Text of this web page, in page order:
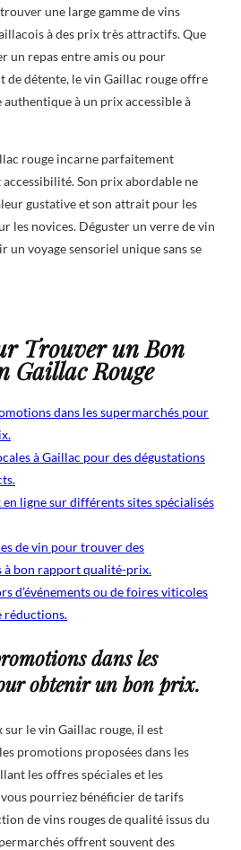
une large gamme de vins
à des prix très attractifs. Que
un repas entre amis ou pour
de détente, le vin Gaillac rouge offre
à un prix accessible à
rouge incarne parfaitement
Son prix abordable ne
gustative et son attrait pour les
les novices. Déguster un verre de vin
un voyage sensoriel unique sans se
Trouver un Bon
Gaillac Rouge
dans les supermarchés pour
à Gaillac pour des dégustations
ligne sur différents sites spécialisés
de vin pour trouver des
à bon rapport qualité-prix.
d’événements ou de foires viticoles
réductions.
dans les
obtenir un bon prix.
le vin Gaillac rouge, il est
promotions proposées dans les
les offres spéciales et les
pourriez bénéficier de tarifs
de vins rouges de qualité issus du
offrent souvent des